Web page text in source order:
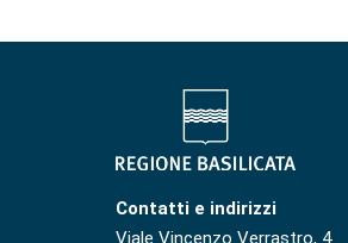
Contatti e indirizzi
Viale Vincenzo Verrastro, 4